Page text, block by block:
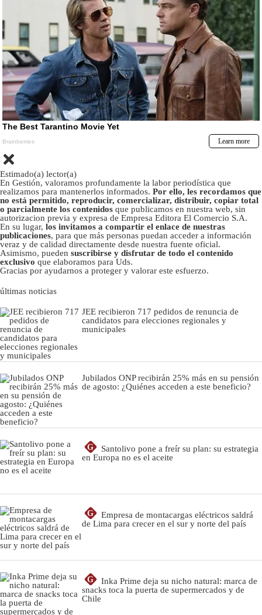
Estimado(a) lector(a)
En Gestión, valoramos profundamente la labor periodística que
realizamos para mantenerlos informados. Por ello, les recordamos que
no está permitido, reproducir, comercializar, distribuir, copiar total
o parcialmente los contenidos que publicamos en nuestra web, sin
autorizacion previa y expresa de Empresa Editora El Comercio S.A.
En su lugar, los invitamos a compartir el enlace de nuestras
publicaciones, para que más personas puedan acceder a información
veraz y de calidad directamente desde nuestra fuente oficial.
Asimismo, pueden suscribirse y disfrutar de todo el contenido
exclusivo que elaboramos para Uds.
Gracias por ayudarnos a proteger y valorar este esfuerzo.
últimas noticias
JEE recibieron 717 pedidos de renuncia de
candidatos para elecciones regionales y
municipales
Jubilados ONP recibirán 25% más en su pensión
de agosto: ¿Quiénes acceden a este beneficio?
G
Santolivo pone a freír su plan: su estrategia
en Europa no es el aceite
G
Empresa de montacargas eléctricos saldrá
de Lima para crecer en el sur y norte del país
G
Inka Prime deja su nicho natural: marca de
snacks toca la puerta de supermercados y de
Chile